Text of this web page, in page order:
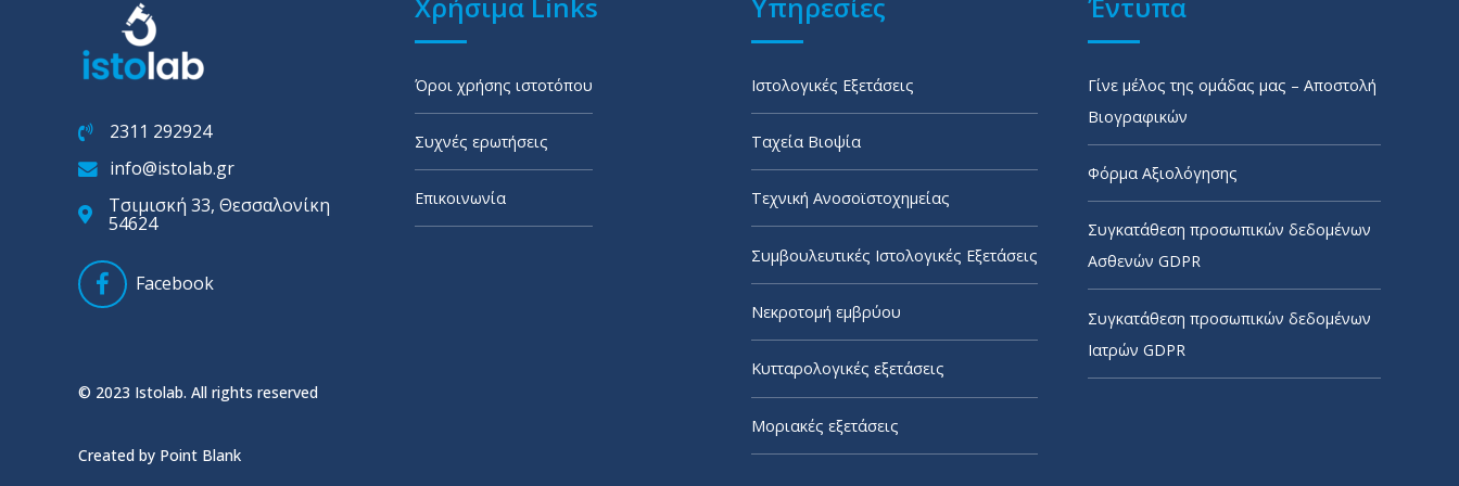
2311 292924
info@istolab.gr
Τσιμισκή 33, Θεσσαλονίκη
54624
Facebook
© 2023 Istolab. All rights reserved
Created by Point Blank
Όροι χρήσης ιστοτόπου
Συχνές ερωτήσεις
Επικοινωνία
Ιστολογικές Εξετάσεις
Ταχεία Βιοψία
Τεχνική Ανοσοϊστοχημείας
Συμβουλευτικές Ιστολογικές Εξετάσεις
Νεκροτομή εμβρύου
Κυτταρολογικές εξετάσεις
Μοριακές εξετάσεις
Γίνε μέλος της ομάδας μας – Αποστολή
Βιογραφικών
Φόρμα Αξιολόγησης
Συγκατάθεση προσωπικών δεδομένων
Ασθενών GDPR
Συγκατάθεση προσωπικών δεδομένων
Ιατρών GDPR